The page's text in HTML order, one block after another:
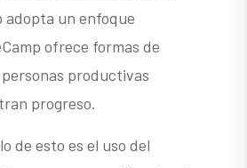
adopta un enfoque
ofrece formas de
productivas
progreso.
de esto es el uso del